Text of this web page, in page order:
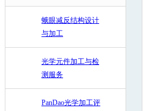
蛾眼减反结构设计
与加工
光学元件加工与检
测服务
PanDao光学加工评